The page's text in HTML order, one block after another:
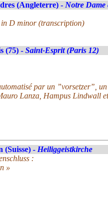
(Angleterre) - Notre Dame
D minor (transcription)
(75) - Saint-Esprit (Paris 12)
par un ”vorsetzer”,
Lanza, Hampus Lindwall
(Suisse) - Heiliggeistkirche
:
»